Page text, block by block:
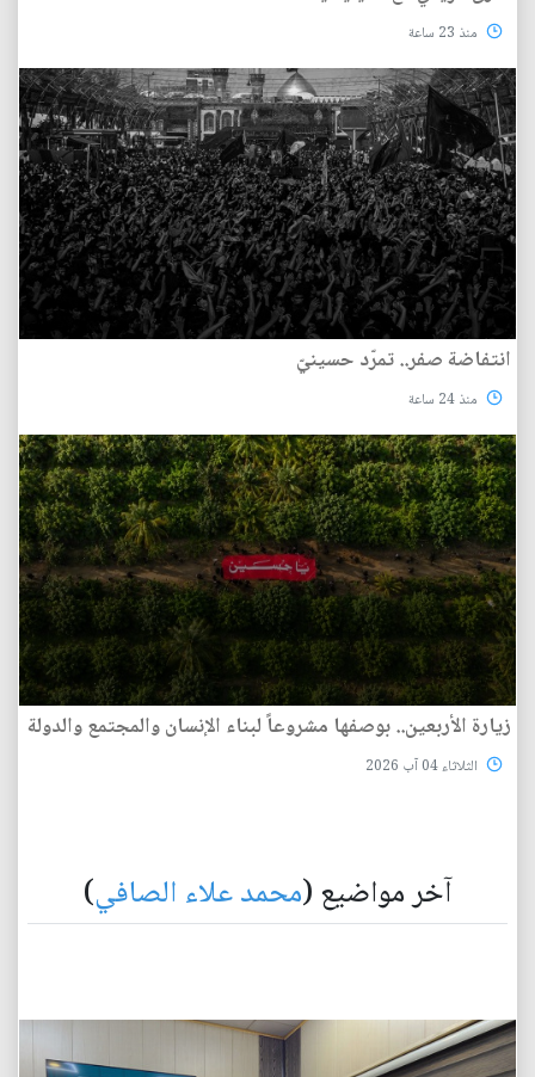
منذ 23 ساعة
انتفاضة صفر.. تمرّد حسينيّ
منذ 24 ساعة
زيارة الأربعين.. بوصفها مشروعاً لبناء الإنسان والمجتمع والدولة
الثلاثاء 04 آب 2026
آخر مواضيع (محمد علاء الصافي)